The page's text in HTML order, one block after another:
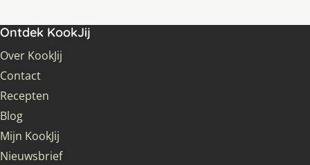
Ontdek KookJij
Over KookJij
Contact
Recepten
Blog
Mijn KookJij
Nieuwsbrief